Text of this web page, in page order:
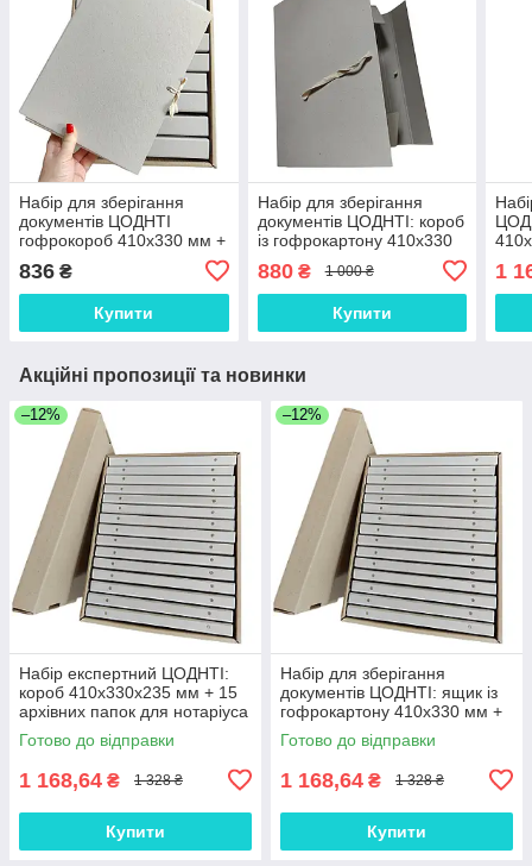
Набір для зберігання
документів ЦОДНТІ
гофрокороб 410х330 мм +
9 папок для нотаріуса 40
мм (NAB-GB-410+9PA4-
40-1)
836 ₴
Купити
Набір для зберігання
документів ЦОДНТІ: короб
із гофрокартону 410х330
нотаріуса 30 мм (NAB-GB-
410+11PA4-30-1)
880₴ 1 000 ₴
Купити
1
Акційні пропозиції та новинки
–12%
Набір експертний ЦОДНТІ:
короб 410х330х235 мм + 15
архівних папок для нотаріуса
320х230х20 мм (NAB-GB-
410+15PA4-20-3)
Готово до відправки
1 168,64 ₴ 1 328 ₴
Купити
–12%
Набір для зберігання
документів ЦОДНТІ: ящик із
гофрокартону 410х330 мм +
15 Папок для нотаріуса 20
мм (NAB-GB-410+15PA4-20-
Готово до відправки
1 168,64 ₴ 1 328 ₴
Купити